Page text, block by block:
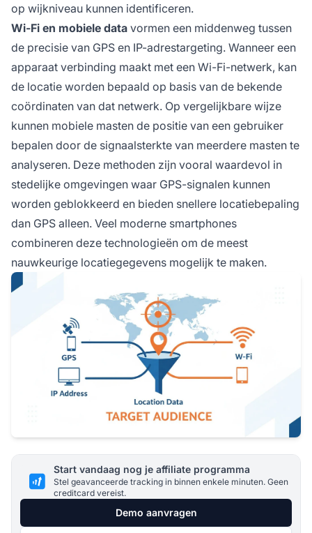
op wijkniveau kunnen identificeren.
Wi-Fi en mobiele data vormen een middenweg tussen
de precisie van GPS en IP-adrestargeting. Wanneer een
apparaat verbinding maakt met een Wi-Fi-netwerk, kan
de locatie worden bepaald op basis van de bekende
coördinaten van dat netwerk. Op vergelijkbare wijze
kunnen mobiele masten de positie van een gebruiker
bepalen door de signaalsterkte van meerdere masten te
analyseren. Deze methoden zijn vooral waardevol in
stedelijke omgevingen waar GPS-signalen kunnen
worden geblokkeerd en bieden snellere locatiebepaling
dan GPS alleen. Veel moderne smartphones
combineren deze technologieën om de meest
nauwkeurige locatiegegevens mogelijk te maken.
Start vandaag nog je affiliate programma
Stel geavanceerde tracking in binnen enkele minuten. Geen
creditcard vereist.
Demo aanvragen